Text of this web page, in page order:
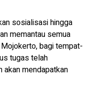
sosialisasi hingga
memantau semua
bagi tempat-
tugas telah
mendapatkan